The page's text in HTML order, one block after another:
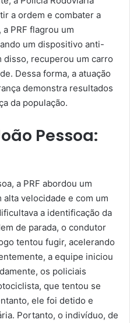
a ordem e combater a
PRF flagrou um
um dispositivo anti-
disso, recuperou um carro
Dessa forma, a atuação
demonstra resultados
da população.
Pessoa:
a PRF abordou um
velocidade e com um
a identificação da
de parada, o condutor
tentou fugir, acelerando
a equipe iniciou
os policiais
que tentou se
ele foi detido e
Portanto, o indivíduo, de